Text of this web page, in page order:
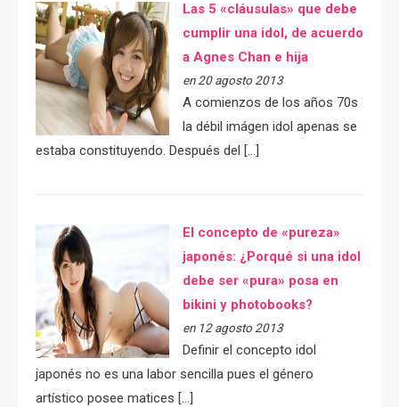
Las 5 «cláusulas» que debe
cumplir una idol, de acuerdo
a Agnes Chan e hija
en 20 agosto 2013
A comienzos de los años 70s
la débil imágen idol apenas se
estaba constituyendo. Después del […]
El concepto de «pureza»
japonés: ¿Porqué si una idol
debe ser «pura» posa en
bikini y photobooks?
en 12 agosto 2013
Definir el concepto idol
japonés no es una labor sencilla pues el género
artístico posee matices […]